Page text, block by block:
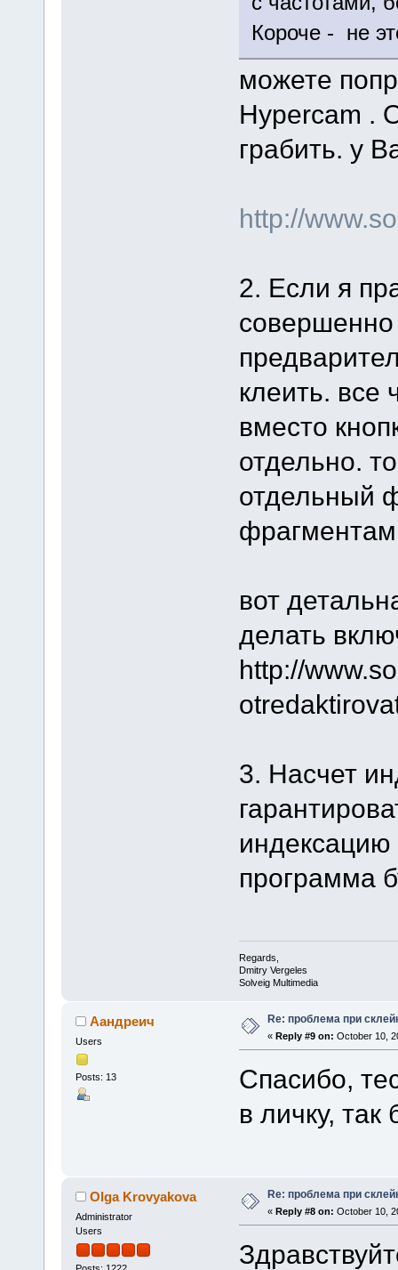
Короче - не
можете
Hypercam .
грабить. у
http://
2. Если я
совершенно
клеить. все
вместо
отдельно.
отдельный
вот
делать
http://
3. Насчет
программа
Regards,
Dmitry Vergeles
Solveig Multimedia
Аандреич
Users
Posts: 13
Re: проблема при
« Reply #9 on: October 10,
Спасибо,
в личку,
Olga Krovyakova
Administrator
Users
Re: проблема при
« Reply #8 on: October 10,